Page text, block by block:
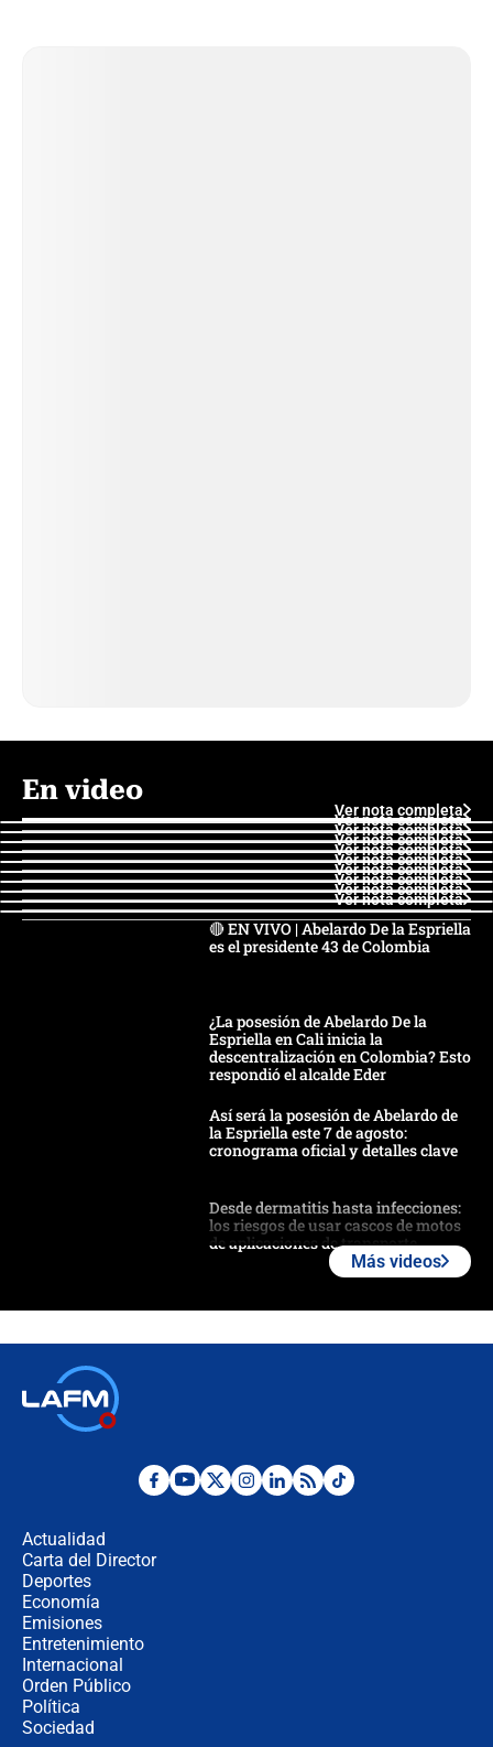
En video
Ver nota completa
Ver nota completa
Ver nota completa
Ver nota completa
Ver nota completa
Ver nota completa
Ver nota completa
Ver nota completa
Ver nota completa
Ver nota completa
🔴 EN VIVO | Abelardo De la Espriella
es el presidente 43 de Colombia
¿La posesión de Abelardo De la
Espriella en Cali inicia la
descentralización en Colombia? Esto
respondió el alcalde Eder
Así será la posesión de Abelardo de
la Espriella este 7 de agosto:
cronograma oficial y detalles clave
Desde dermatitis hasta infecciones:
los riesgos de usar cascos de motos
de aplicaciones de transporte
Posesión de Abelardo De La Espriella
Más videos
Actualidad
Carta del Director
Deportes
Economía
Emisiones
Entretenimiento
Internacional
Orden Público
Política
Sociedad